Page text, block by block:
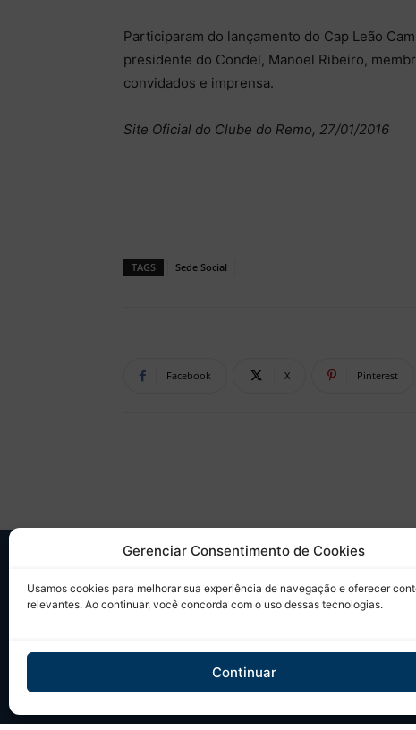
Gerenciar Consentimento de Cookies
Usamos cookies para melhorar sua experiência de navegação e oferecer
relevantes. Ao continuar, você concorda com o uso dessas tecnologias.
Continuar
Participaram do lançamento do Cap Leão
presidente do Condel, Manoel Ribeiro,
convidados e imprensa.
Site Oficial do Clube do Remo, 27/01/2016
TAGS Sede Social
Facebook X Pinterest
sobre
Tudo
em